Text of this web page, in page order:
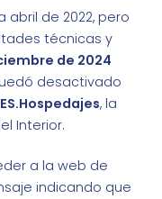
de 2022, pero
técnicas y
de 2024
desactivado
, la
Interior.
a la web de
indicando que